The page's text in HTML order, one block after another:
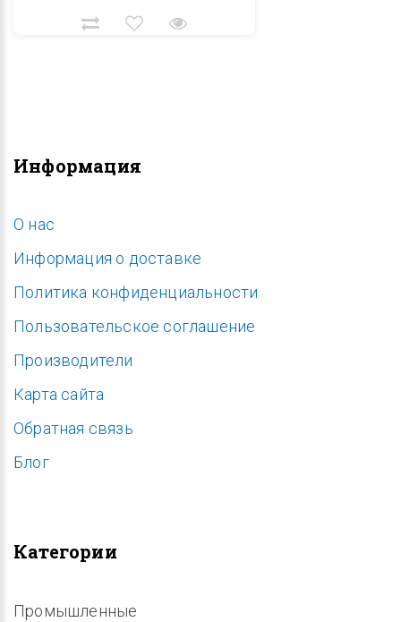
Информация
O нас
Информация о доставке
Политика конфиденциальности
Пользовательское соглашение
Производители
Карта сайта
Обратная связь
Блог
Категории
Промышленные